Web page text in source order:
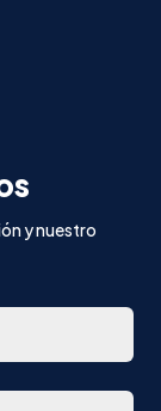
y nuestro